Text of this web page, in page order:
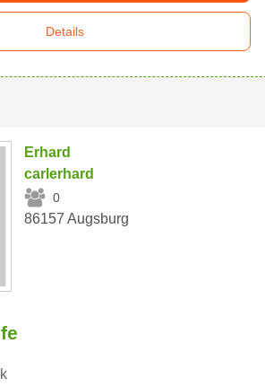
Details
Erhard
carlerhard
0
86157 Augsburg